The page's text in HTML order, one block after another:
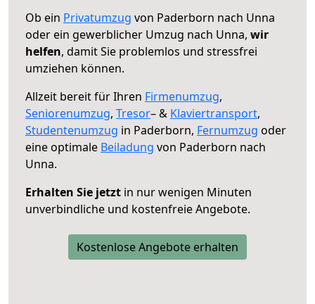
Ob ein Privatumzug von Paderborn nach Unna
oder ein gewerblicher Umzug nach Unna, wir
helfen, damit Sie problemlos und stressfrei
umziehen können.
Allzeit bereit für Ihren Firmenumzug,
Seniorenumzug, Tresor– & Klaviertransport,
Studentenumzug in Paderborn, Fernumzug oder
eine optimale Beiladung von Paderborn nach
Unna.
Erhalten Sie jetzt in nur wenigen Minuten
unverbindliche und kostenfreie Angebote.
Kostenlose Angebote erhalten